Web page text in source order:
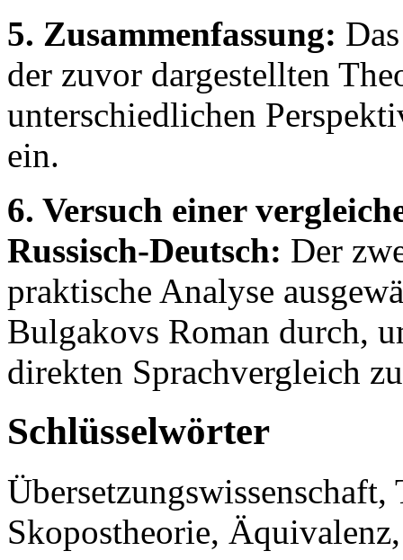
5. Zusammenfassung:
der zuvor dargestellten
unterschiedlichen
ein.
6. Versuch einer
Russisch-Deutsch: Der
praktische Analyse
Bulgakovs Roman durch,
direkten Sprachvergleich
Schlüsselwörter
Skopostheorie,